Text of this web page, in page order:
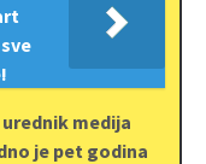
medija
je pet godina